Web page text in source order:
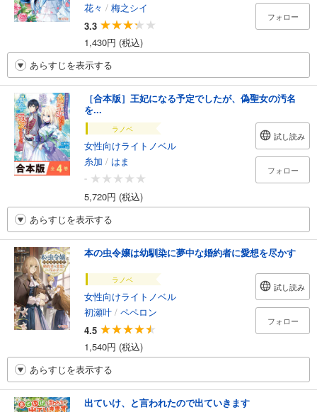
花々 / 梅之シイ
3.3
1,430円 (税込)
フォロー
あらすじを表示する
［合本版］王妃になる予定でしたが、偽聖女の汚名
を...
ラノベ
女性向けライトノベル
糸加 / はま
-
5,720円 (税込)
試し読み
フォロー
あらすじを表示する
本の虫令嬢は幼馴染に夢中な婚約者に愛想を尽かす
ラノベ
女性向けライトノベル
初瀬叶 / ペペロン
4.5
1,540円 (税込)
試し読み
フォロー
あらすじを表示する
出ていけ、と言われたので出ていきます